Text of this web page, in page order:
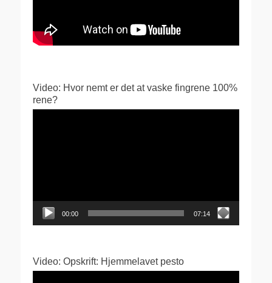
Video: Hvor nemt er det at vaske fingrene 100%
rene?
00:00 07:14
Video: Opskrift: Hjemmelavet pesto